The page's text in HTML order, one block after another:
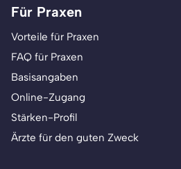
Für Praxen
Vorteile für Praxen
FAQ für Praxen
Basisangaben
Online-Zugang
Stärken-Profil
Ärzte für den guten Zweck